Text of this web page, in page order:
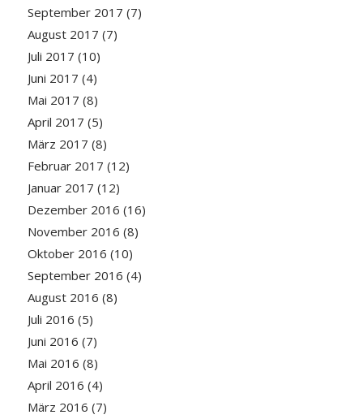
September 2017 (7)
August 2017 (7)
Juli 2017 (10)
Juni 2017 (4)
Mai 2017 (8)
April 2017 (5)
März 2017 (8)
Februar 2017 (12)
Januar 2017 (12)
Dezember 2016 (16)
November 2016 (8)
Oktober 2016 (10)
September 2016 (4)
August 2016 (8)
Juli 2016 (5)
Juni 2016 (7)
Mai 2016 (8)
April 2016 (4)
März 2016 (7)